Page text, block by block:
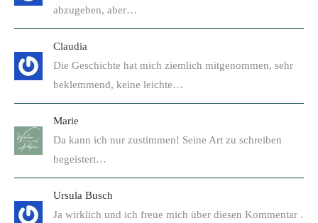
abzugeben, aber…
Claudia
Die Geschichte hat mich ziemlich mitgenommen, sehr
beklemmend, keine leichte…
Marie
Da kann ich nur zustimmen! Seine Art zu schreiben
begeistert…
Ursula Busch
Ja wirklich und ich freue mich über diesen Kommentar .